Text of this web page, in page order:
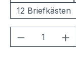
12 Briefkästen
Produkt